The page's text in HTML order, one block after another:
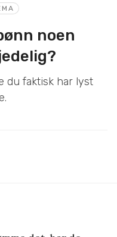
noen
du faktisk har lyst